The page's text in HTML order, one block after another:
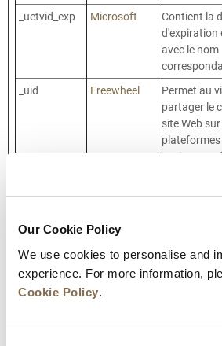
Our Cookie Policy
We use cookies to personalise and
experience. For more information,
Cookie Policy.
_uetvid_exp Microsoft
Contient la
d'expiration
avec le nom
_uid Freewheel
Permet au
partager le
site Web
sociaux ou
AFFICHE_W Weborama
Utilisé par
intérêts du
fonction de
de pages,
site.